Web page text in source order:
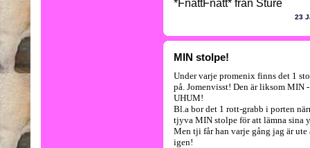
*FnattFnatt* från Sture
23
MIN stolpe!
Under varje promenix finns det 1
på. Jomenvisst! Den är liksom MIN
UHUM!
Bl.a bor det 1 rott-grabb i porten
tjyva MIN stolpe för att lämna sina
Men tji får han varje gång jag är
igen!